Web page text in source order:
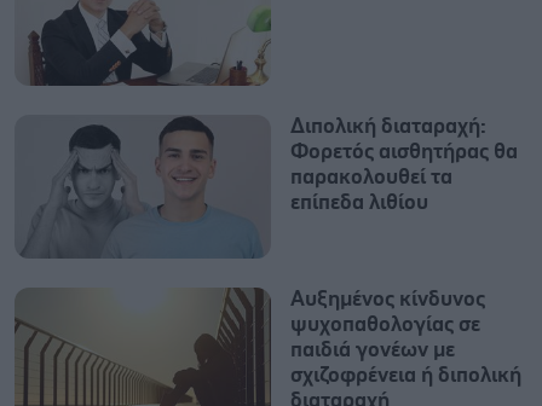
Διπολική διαταραχή:
Φορετός αισθητήρας θα
παρακολουθεί τα
επίπεδα λιθίου
Αυξημένος κίνδυνος
ψυχοπαθολογίας σε
παιδιά γονέων με
σχιζοφρένεια ή διπολική
διαταραχή